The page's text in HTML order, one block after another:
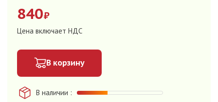
840₽
Цена включает НДС
В корзину
В наличии